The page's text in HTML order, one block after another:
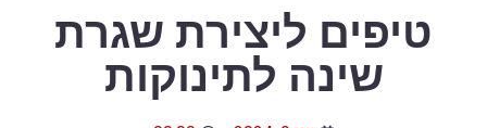
טיפים ליצירת שגרת
שינה לתינוקות